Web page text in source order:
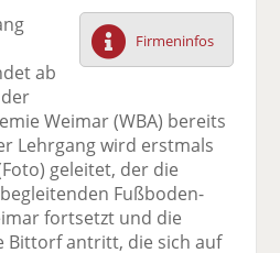
F
ac
e
o
o
k
te
il
e
tt
er
n
Li
n
k
di
n
te
il
e
n
E
m
ai
v
er
n
e
ck
e
n
Firmeninfos
ab
Weimar (WBA) bereits
Lehrgang wird erstmals
geleitet, der die
Fußboden-
fortsetzt und die
Bittorf antritt, die sich auf